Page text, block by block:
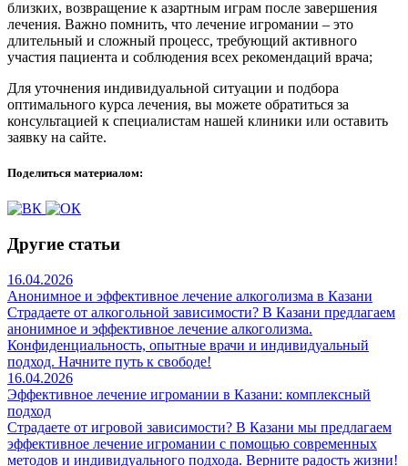
близких, возвращение к азартным играм после завершения
лечения. Важно помнить, что лечение игромании – это
длительный и сложный процесс, требующий активного
участия пациента и соблюдения всех рекомендаций врача;
Для уточнения индивидуальной ситуации и подбора
оптимального курса лечения, вы можете обратиться за
консультацией к специалистам нашей клиники или оставить
заявку на сайте.
Поделиться материалом:
Другие статьи
16.04.2026
Анонимное и эффективное лечение алкоголизма в Казани
Страдаете от алкогольной зависимости? В Казани предлагаем
анонимное и эффективное лечение алкоголизма.
Конфиденциальность, опытные врачи и индивидуальный
подход. Начните путь к свободе!
16.04.2026
Эффективное лечение игромании в Казани: комплексный
подход
Страдаете от игровой зависимости? В Казани мы предлагаем
эффективное лечение игромании с помощью современных
методов и индивидуального подхода. Верните радость жизни!